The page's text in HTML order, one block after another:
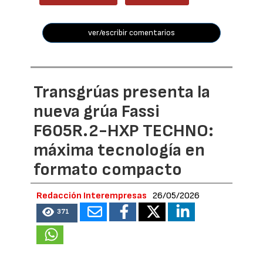
ver/escribir comentarios
Transgrúas presenta la
nueva grúa Fassi
F605R.2-HXP TECHNO:
máxima tecnología en
formato compacto
Redacción Interempresas 26/05/2026
371